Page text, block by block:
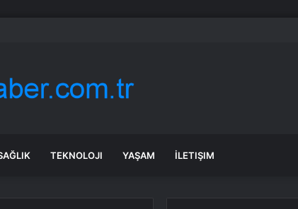
TEKNOLOJI YAŞAM İLETIŞIM